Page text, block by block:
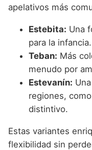
apelativos más
Estebita: Una
para la infancia.
Teban: Más
menudo por
Estevanín:
regiones,
distintivo.
Estas variantes
flexibilidad sin